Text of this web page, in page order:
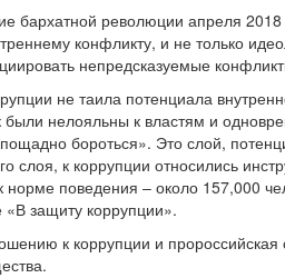
бархатной революции апреля
конфликту, и не только
непредсказуемые
не таила потенциала
нелояльны к властям и
бороться». Это слой,
слоя, к коррупции относились
норме поведения – около 157,000
«В защиту коррупции».
к коррупции и